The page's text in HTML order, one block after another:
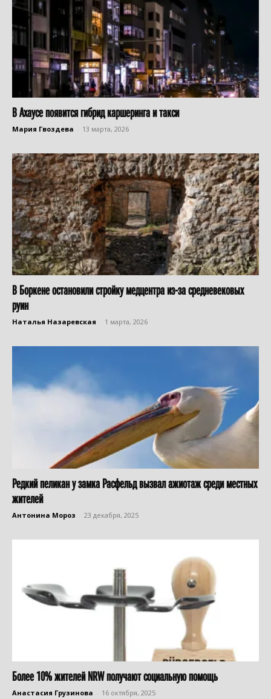
В Ахаусе появится гибрид каршеринга и такси
Мария Гвоздева 13 марта, 2026
В Боркене остановили стройку медцентра из-за средневековых
руин
Наталья Назаревская 1 марта, 2026
Редкий пеликан у замка Раcфельд вызвал ажиотаж среди местных
жителей
Антонина Мороз 23 декабря, 2025
Более 10% жителей NRW получают социальную помощь
Анастасия Грузинова 16 октября, 2025